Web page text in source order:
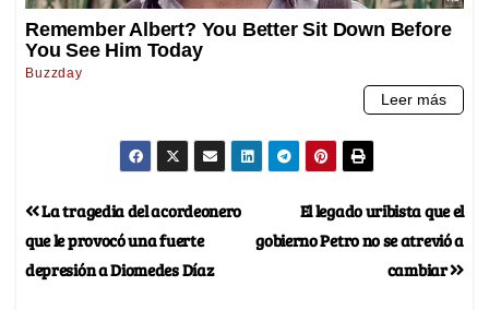
El legado uribista que el
gobierno Petro no se atrevió a
cambiar
La tragedia del acordeonero
que le provocó una fuerte
depresión a Diomedes Díaz